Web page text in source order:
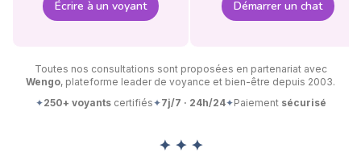
Écrire à un voyant Démarrer un chat
Toutes nos consultations sont proposées en partenariat avec
Wengo, plateforme leader de voyance et bien-être depuis 2003.
✦250+ voyantscertifiés✦7j/7 · 24h/24✦Paiement sécurisé
✦ ✦ ✦